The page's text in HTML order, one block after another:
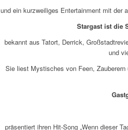
und ein kurzweiliges Entertainment mit der
Stargast ist die
bekannt aus Tatort, Derrick,
und
Sie liest Mystisches von Feen,
präsentiert ihren Hit-Song „Wenn dieser